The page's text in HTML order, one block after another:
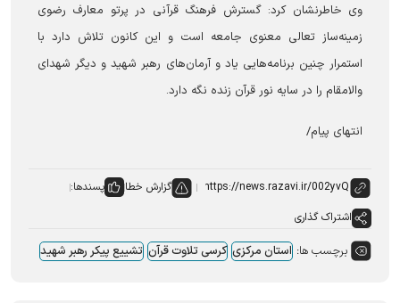
وی خاطرنشان کرد: گسترش فرهنگ قرآنی در پرتو معارف رضوی
زمینه‌ساز تعالی معنوی جامعه است و این کانون تلاش دارد با
استمرار چنین برنامه‌هایی یاد و آرمان‌های رهبر شهید و دیگر شهدای
والامقام را در سایه نور قرآن زنده نگه دارد.
انتهای پیام/
گزارش خطا
پسندها:
اشتراک گذاری
برچسب ها: استان مرکزی کرسی تلاوت قرآن تشییع پیکر رهبر شهید